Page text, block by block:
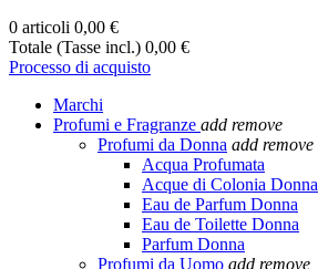
0 articoli 0,00 €
Totale (Tasse incl.) 0,00 €
Processo di acquisto
Marchi
Profumi e Fragranze add remove
Profumi da Donna add remove
Acqua Profumata
Acque di Colonia Donna
Eau de Parfum Donna
Eau de Toilette Donna
Parfum Donna
Profumi da Uomo add remove